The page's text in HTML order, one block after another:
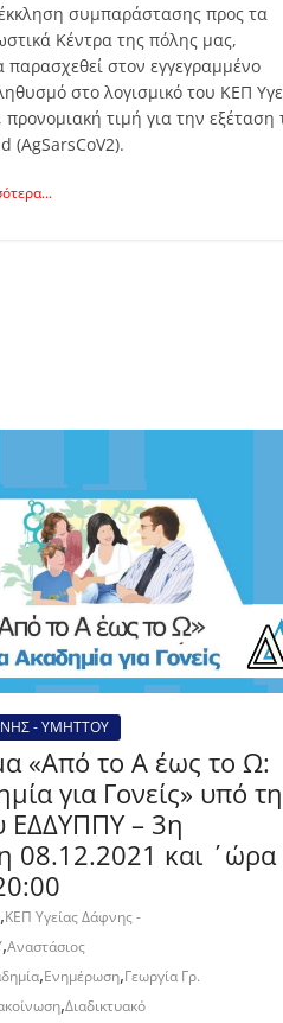
συμπαράστασης προς τα
Κέντρα της πόλης μας,
παρασχεθεί στον εγγεγραμμένο
στο λογισμικό του ΚΕΠ
τιμή για την εξέταση
(AgSarsCoV2).
- ΥΜΗΤΤΟΥ
«Από το Α έως το Ω:
για Γονείς» υπό
ΕΔΔΥΠΠΥ – 3η
08.12.2021 και ΄ώρα
,ΚΕΠ Υγείας Δάφνης -
,Αναστάσιος
,Ενημέρωση,Γεωργία Γρ.
,Διαδικτυακό